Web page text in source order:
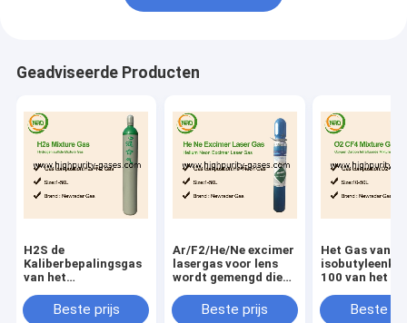
Geadviseerde Producten
H2S de
Kaliberbepalingsgas
van het
Beste prijs
Ar/F2/He/Ne excimer
lasergas voor lens
wordt gemengd die
lasers produceert die
Beste prijs
Het Gas van de
100 van het
van deBeste